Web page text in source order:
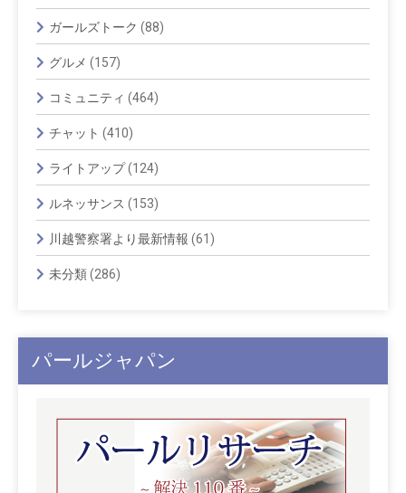
ガールズトーク (88)
グルメ (157)
コミュニティ (464)
チャット (410)
ライトアップ(124)
ルネッサンス (153)
川越警察署より最新情報 (61)
未分類(286)
パールジャパン